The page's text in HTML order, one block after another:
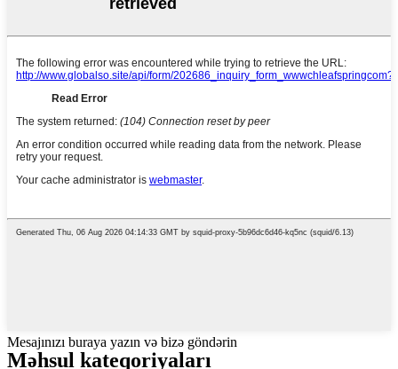
Mesajınızı buraya yazın və bizə göndərin
Məhsul kateqoriyaları